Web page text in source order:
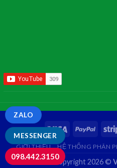
GIỚI THIỆU HỆ THỐNG PHÂN
Copyright 2026 ©
MESSENGER
ZALO
098.442.3150